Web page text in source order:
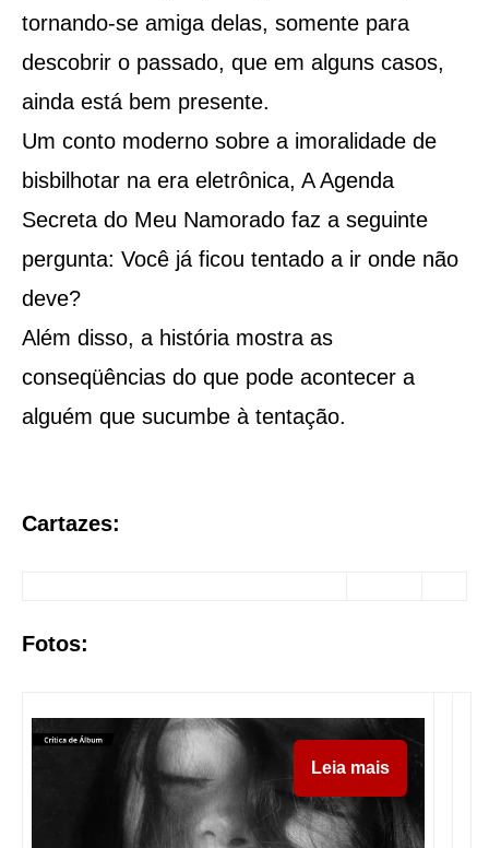
tornando-se amiga delas, somente para
descobrir o passado, que em alguns casos,
ainda está bem presente.
Um conto moderno sobre a imoralidade de
bisbilhotar na era eletrônica, A Agenda
Secreta do Meu Namorado faz a seguinte
pergunta: Você já ficou tentado a ir onde não
deve?
Além disso, a história mostra as
conseqüências do que pode acontecer a
alguém que sucumbe à tentação.
Cartazes:
Fotos:
Leia mais